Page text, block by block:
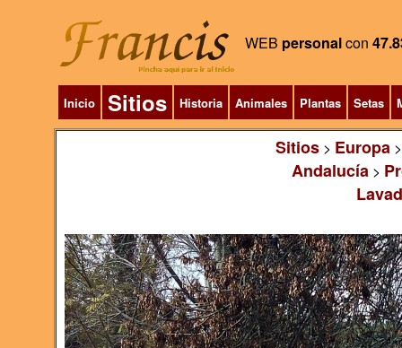
WEB personalcon
Inicio Sitios Historia Animales Plantas Setas
Sitios> Europa
Andalucía>